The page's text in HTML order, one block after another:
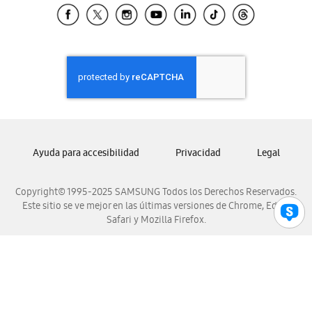
Samsung El Salvador
Samsung Honduras
Samsung Nicaragua
Samsung Panamá
Samsung Venezuela
Copyright© 1995-2025 SAMSUNG Todos los Derechos Reservados.
Este sitio se ve mejor en las últimas versiones de Chrome, Edge,
Safari y Mozilla Firefox.
Ayuda para accesibilidad Privacidad Legal